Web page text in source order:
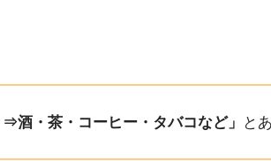
酒・茶・コーヒー・タバコなど」 と